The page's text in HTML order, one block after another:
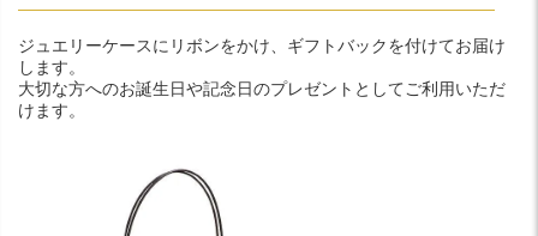
ジュエリーケースにリボンをかけ、ギフトバックを付けてお届け
します。
大切な方へのお誕生日や記念日のプレゼントとしてご利用いただ
けます。